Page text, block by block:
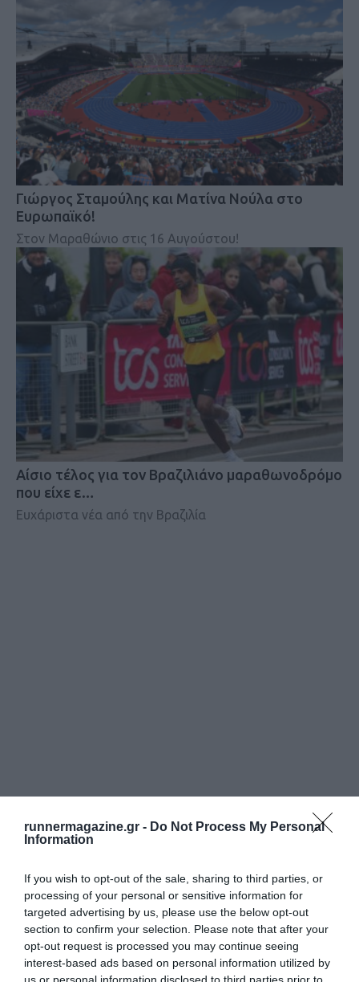
runnermagazine.gr - Do Not Process My Personal
Information
If you wish to opt-out of the sale, sharing to third parties, or
processing of your personal or sensitive information for
targeted advertising by us, please use the below opt-out
section to confirm your selection. Please note that after your
opt-out request is processed you may continue seeing
interest-based ads based on personal information utilized by
Γιώργος Σταμούλης και Ματίνα Νούλα στο
Ευρωπαϊκό!
Στον Μαραθώνιο στις 16 Αυγούστου!
Αίσιο τέλος για τον Βραζιλιάνο μαραθωνοδρόμο
που είχε ε…
Ευχάριστα νέα από την Βραζιλία